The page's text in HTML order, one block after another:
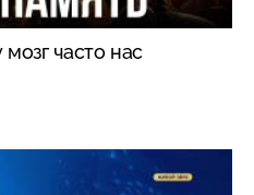
часто нас